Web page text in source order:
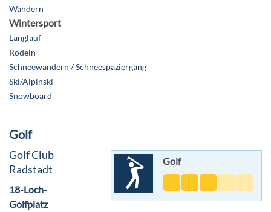
Wandern
Wintersport
Langlauf
Rodeln
Schneewandern / Schneespaziergang
Ski/Alpinski
Snowboard
Golf
Golf
Golf Club
Radstadt
18-Loch-
Golfplatz